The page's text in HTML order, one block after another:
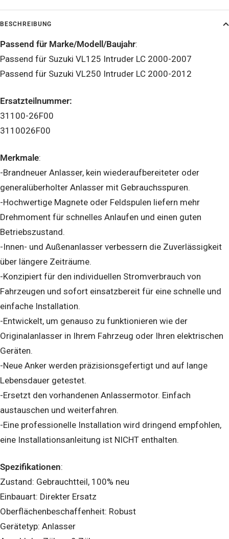
BESCHREIBUNG
Passend für Marke/Modell/Baujahr:
Passend für Suzuki VL125 Intruder LC 2000-2007
Passend für Suzuki VL250 Intruder LC 2000-2012
Ersatzteilnummer:
31100-26F00
3110026F00
Merkmale:
-Brandneuer Anlasser, kein wiederaufbereiteter oder
generalüberholter Anlasser mit Gebrauchsspuren.
-Hochwertige Magnete oder Feldspulen liefern mehr
Drehmoment für schnelles Anlaufen und einen guten
Betriebszustand.
-Innen- und Außenanlasser verbessern die Zuverlässigkeit
über längere Zeiträume.
-Konzipiert für den individuellen Stromverbrauch von
Fahrzeugen und sofort einsatzbereit für eine schnelle und
einfache Installation.
-Entwickelt, um genauso zu funktionieren wie der
Originalanlasser in Ihrem Fahrzeug oder Ihren elektrischen
Geräten.
-Neue Anker werden präzisionsgefertigt und auf lange
Lebensdauer getestet.
-Ersetzt den vorhandenen Anlassermotor. Einfach
austauschen und weiterfahren.
-Eine professionelle Installation wird dringend empfohlen,
eine Installationsanleitung ist NICHT enthalten.
Spezifikationen:
Zustand: Gebrauchtteil, 100% neu
Einbauart: Direkter Ersatz
Oberflächenbeschaffenheit: Robust
Gerätetyp: Anlasser